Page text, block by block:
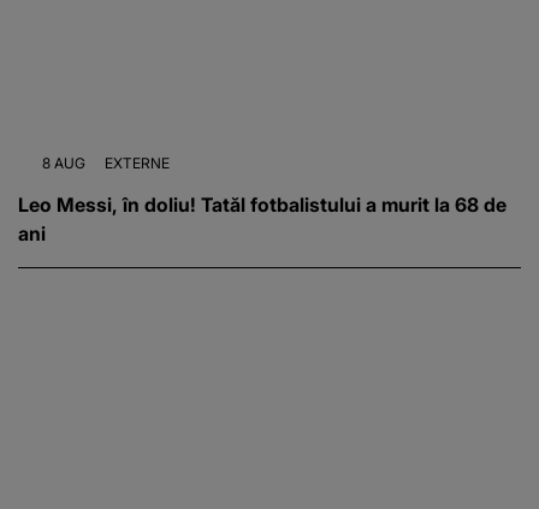
8 AUG EXTERNE
Leo Messi, în doliu! Tatăl fotbalistului a murit la 68 de
ani